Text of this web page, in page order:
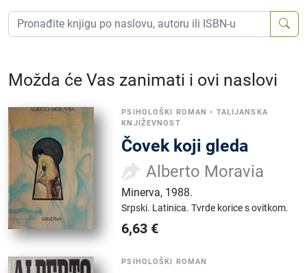
Možda će Vas zanimati i ovi naslovi
PSIHOLOŠKI ROMAN • TALIJANSKA
KNJIŽEVNOST
Čovek koji gleda
Alberto Moravia
Minerva, 1988.
Srpski. Latinica.Tvrde korice s ovitkom.
6,63 €
PSIHOLOŠKI ROMAN